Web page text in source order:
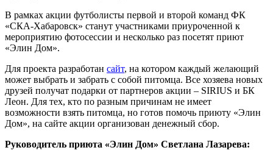
В рамках акции футболисты первой и второй команд ФК
«СКА-Хабаровск» станут участниками приуроченной к
мероприятию фотосессии и несколько раз посетят приют
«Элин Дом».
Для проекта разработан сайт, на котором каждый желающий
может выбрать и забрать с собой питомца. Все хозяева новых
друзей получат подарки от партнеров акции – SIRIUS и БК
Леон. Для тех, кто по разным причинам не имеет
возможности взять питомца, но готов помочь приюту «Элин
Дом», на сайте акции организован денежный сбор.
Руководитель приюта «Элин Дом» Светлана Лазарева: